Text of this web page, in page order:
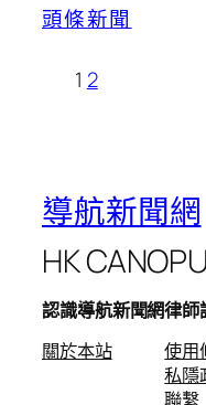
頭條新聞
1 2
導航新聞網
HK
認識導航新聞網
關於本站
律師
使用
私隱
聯繫